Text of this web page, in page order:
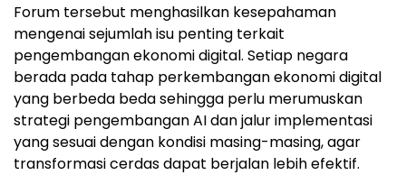
Forum tersebut menghasilkan kesepahaman
mengenai sejumlah isu penting terkait
pengembangan ekonomi digital. Setiap negara
berada pada tahap perkembangan ekonomi digital
yang berbeda beda sehingga perlu merumuskan
strategi pengembangan AI dan jalur implementasi
yang sesuai dengan kondisi masing-masing, agar
transformasi cerdas dapat berjalan lebih efektif.